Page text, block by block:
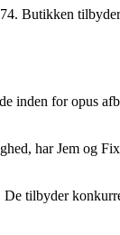
Butikken
inden for opus
har Jem og
tilbyder